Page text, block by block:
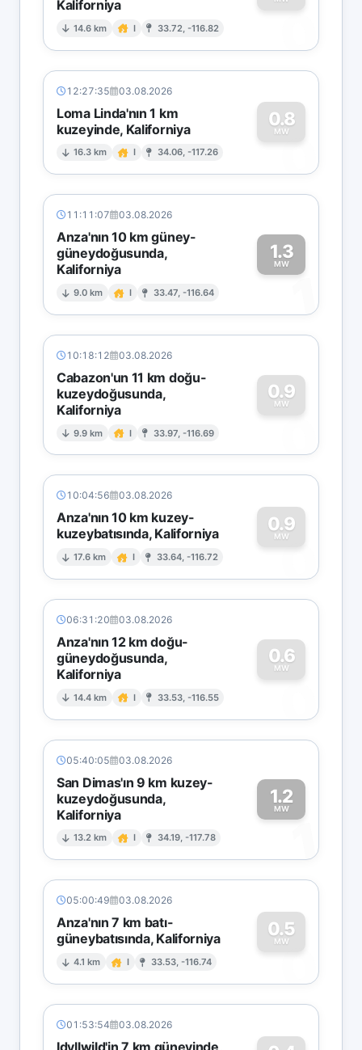
Kaliforniya
14.6 km I 33.72, -116.82 0
12:27:35 03.08.2026
Loma Linda'nın 1 km
kuzeyinde, Kaliforniya
16.3 km I 34.06, -117.26
0.8
MW
0
11:11:07 03.08.2026
Anza'nın 10 km güney-
güneydoğusunda,
Kaliforniya
9.0 km I 33.47, -116.64
1.3
MW
1
10:18:12 03.08.2026
Cabazon'un 11 km doğu-
kuzeydoğusunda,
Kaliforniya
9.9 km I 33.97, -116.69
0.9
MW
0
10:04:56 03.08.2026
Anza'nın 10 km kuzey-
kuzeybatısında, Kaliforniya
17.6 km I 33.64, -116.72
0.9
MW
0
06:31:20 03.08.2026
Anza'nın 12 km doğu-
güneydoğusunda,
Kaliforniya
14.4 km I 33.53, -116.55
0.6
MW
0
05:40:05 03.08.2026
San Dimas'ın 9 km kuzey-
kuzeydoğusunda,
Kaliforniya
13.2 km I 34.19, -117.78
1.2
MW
1
05:00:49 03.08.2026
Anza'nın 7 km batı-
güneybatısında, Kaliforniya
4.1 km I 33.53, -116.74
0.5
MW
0
01:53:54 03.08.2026
Idyllwild'in 7 km güneyinde,